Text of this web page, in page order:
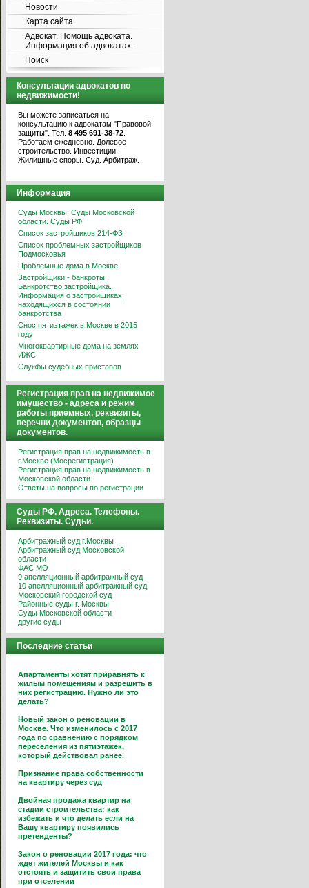
Новости
Карта сайта
Адвокат. Помощь адвоката.
Информация об адвокатах.
Поиск
Консультации адвокатов по
недвижимости!
Вы можете записаться на
консультацию к адвокатам "Правовой
защиты". Тел. 8 495 691-38-72
Работаем ежедневно. Долевое
строительство. Инвестиции.
Жилищные споры. Суд. Арбитраж.
Информация
Суды Москвы. Суды Московской
области. Суды РФ
Список застройщиков 214-ФЗ
Список проблемных застройщиков
Подмосковья
Проблемные дома в Москве
Застройщики - банкроты.
Банкротство застройщика.
Информация о застройщиках,
находящихся в состоянии
банкротства
Снос пятиэтажек в Москве в 2015
году
Многоквартирные дома на землях
ИЖС
Службы судебных приставов
Регистрация прав на недвижимое
имущество - адреса и режим
работы приемных, реквизиты,
перечни документов, образцы
документов.
Регистрация прав на недвижимость в
г.Москве (Мосрегистрация)
Регистрация прав на недвижимость в
Московской области
Ответы на вопросы по регистрации
Суды РФ. Адреса. Телефоны.
Реквизиты. Судьи.
Арбитражный суд г.Москвы
Арбитражный суд Московской
области
ФАС МО
9 апелляционный арбитражный суд
10 апелляционный арбитражный суд
Московский городской суд
Районные суды г. Москвы
Суды Московской области
другие суды
Последние статьи
Апартаменты хотят приравнять к
жилым помещениям и разрешить в
них регистрацию. Нужно ли это
делать?
Новый закон о реновации в
Москве. Что изменилось с 2017
года по сравнению с порядком
переселения из пятиэтажек,
который действовал ранее.
Признание права собственности
на квартиру через суд
Двойная продажа квартир на
стадии строительства: как
избежать и что делать если на
Вашу квартиру появились
претенденты?
Закон о реновации 2017 года: что
ждет жителей Москвы и как
отстоять и защитить свои права
при отселении